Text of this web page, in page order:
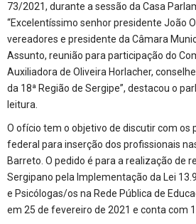
73/2021, durante a sessão da Casa
“Excelentíssimo senhor presidente João
vereadores e presidente da Câmara
Assunto, reunião para participação do
Auxiliadora de Oliveira Horlacher,
da 18ª Região de Sergipe”, destacou o
leitura.
O ofício tem o objetivo de discutir com os
federal para inserção dos profissionais
Barreto. O pedido é para a realização de
Sergipano pela Implementação da Lei
e Psicólogas/os na Rede Pública de
em 25 de fevereiro de 2021 e conta com